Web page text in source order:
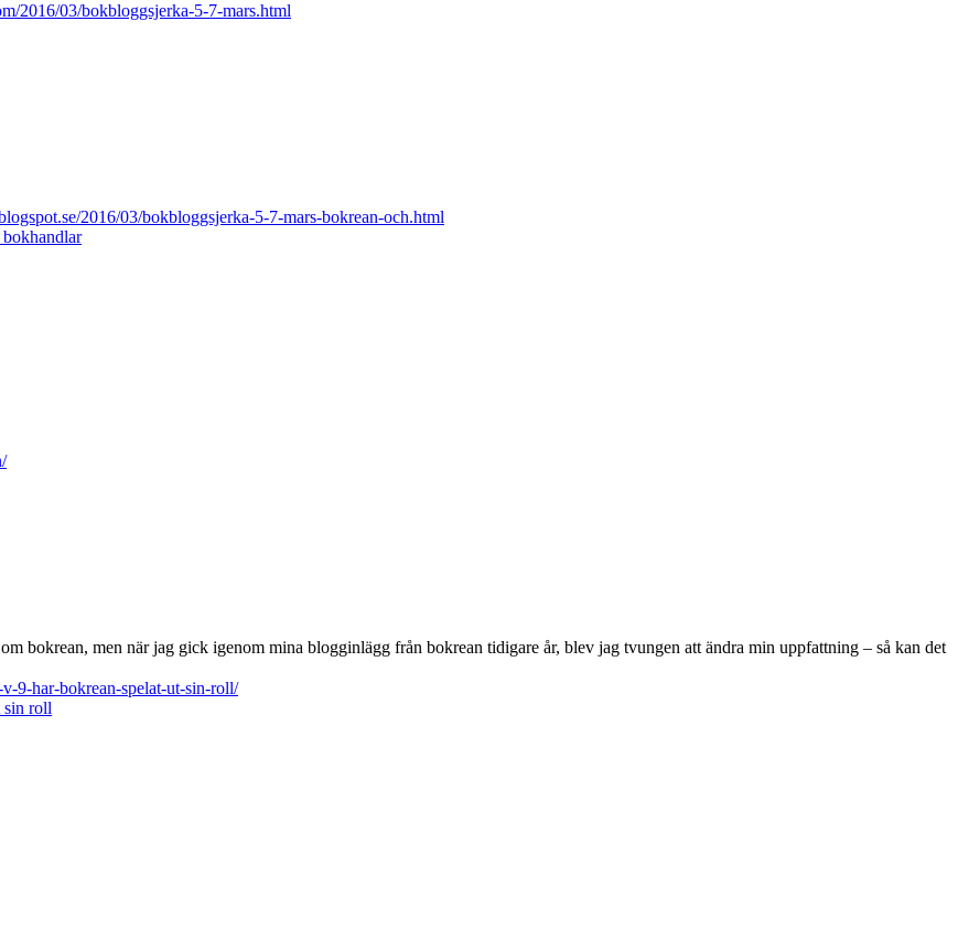
2016/03/bokbloggsjerka-5-7-mars.html
2016/03/bokbloggsjerka-5-7-mars-bokrean-och.html
bokrean, men när jag gick igenom mina blogginlägg från bokrean tidigare år, blev jag tvungen att ändra min uppfattning – så kan det
9-har-bokrean-spelat-ut-sin-roll/
sin roll